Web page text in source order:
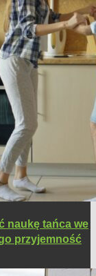
naukę tańca we
przyjemność